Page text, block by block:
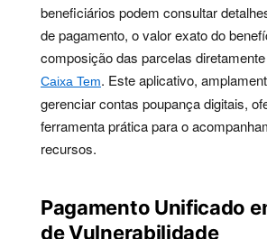
beneficiários podem consultar
de pagamento, o valor exato do
composição das parcelas
Caixa Tem. Este aplicativo,
gerenciar contas poupança digitais,
ferramenta prática para o
recursos.
Pagamento Unificado
de Vulnerabilidade